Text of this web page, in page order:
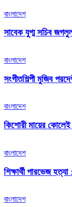
বাংলাদেশ
সাবেক যুগ্ম সচিব জগলুল
বাংলাদেশ
সংগীতশিল্পী মুজিব
বাংলাদেশ
কিশোরী মায়ের
বাংলাদেশ
শিক্ষার্থী পারভেজ
বাংলাদেশ